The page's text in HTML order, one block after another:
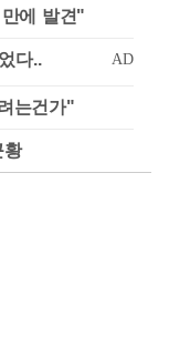
에 발견"
는건가"
황